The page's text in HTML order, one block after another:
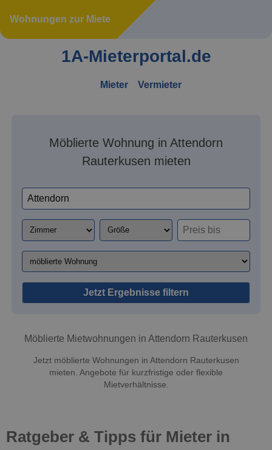
Wohnungen zur Miete
1A-Mieterportal.de
Mieter Vermieter
Möblierte Wohnung in Attendorn
Rauterkusen mieten
Jetzt Ergebnisse filtern
Möblierte Mietwohnungen in Attendorn Rauterkusen
Jetzt möblierte Wohnungen in Attendorn Rauterkusen
mieten. Angebote für kurzfristige oder flexible
Mietverhältnisse.
Ratgeber & Tipps für Mieter in